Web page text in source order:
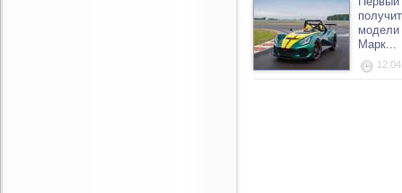
модели
Марк...
12:04